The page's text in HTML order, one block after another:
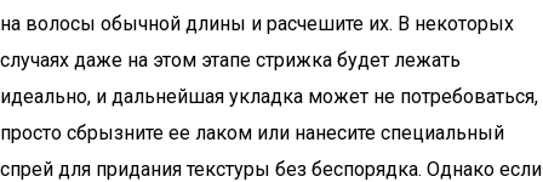
на волосы обычной длины и расчешите их. В некоторых
случаях даже на этом этапе стрижка будет лежать
идеально, и дальнейшая укладка может не потребоваться,
просто сбрызните ее лаком или нанесите специальный
спрей для придания текстуры без беспорядка. Однако если